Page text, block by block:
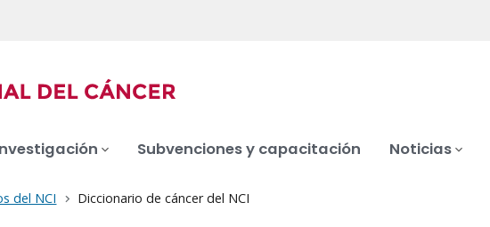
Subvenciones y capacitación Noticias
del NCI Diccionario de cáncer del NCI